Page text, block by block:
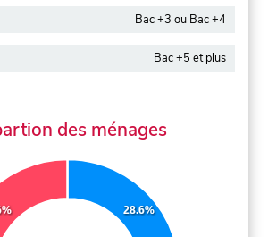
Bac +3 ou Bac +4
Bac +5 et plus
des ménages
28.6%